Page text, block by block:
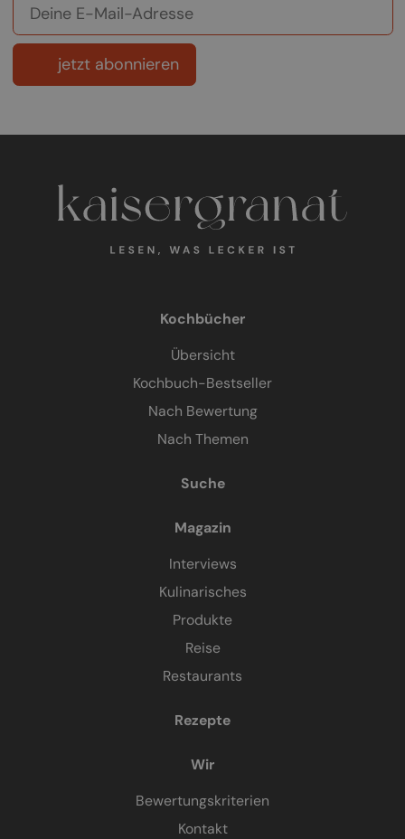
jetzt abonnieren
Kochbücher
Übersicht
Kochbuch-Bestseller
Nach Bewertung
Nach Themen
Suche
Magazin
Interviews
Kulinarisches
Produkte
Reise
Restaurants
Rezepte
Wir
Bewertungskriterien
Kontakt